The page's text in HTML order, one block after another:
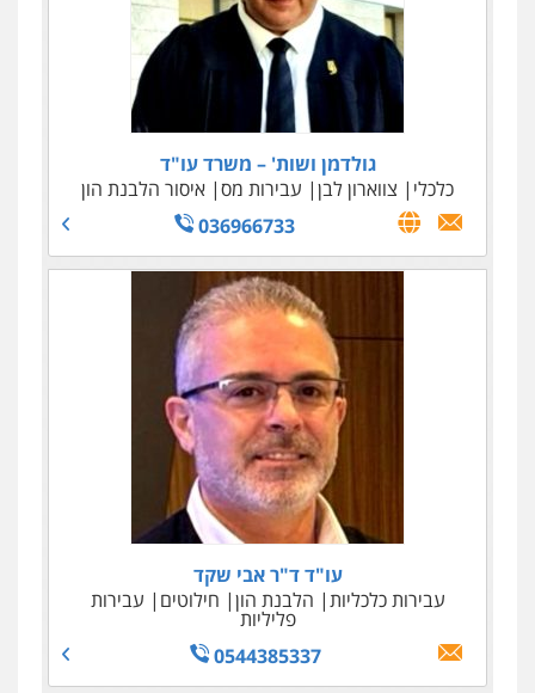
גולדמן ושות' – משרד עו"ד
כלכלי
צווארון לבן עבירות מס איסור הלבנת הון
036966733
עו"ד ד"ר אבי שקד
עבירות כלכליות
הלבנת הון חילוטים עבירות
פליליות
0544385337